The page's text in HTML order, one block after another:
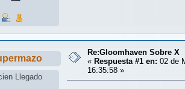
Llegado
Re:Gloomhaven Sobre X
« Respuesta #1 en: 02 de
16:35:58 »